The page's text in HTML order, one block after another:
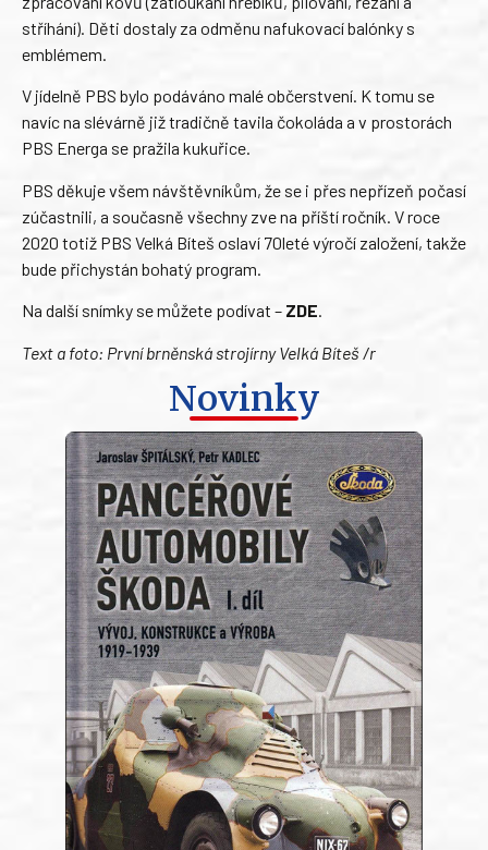
stříhání). Děti dostaly za odměnu nafukovací balónky s
emblémem.
V jídelně PBS bylo podáváno malé občerstvení. K tomu se
navíc na slévárně již tradičně tavila čokoláda a v prostorách
PBS Energa se pražila kukuřice.
PBS děkuje všem návštěvníkům, že se i přes nepřízeň počasí
zúčastnili, a současně všechny zve na příští ročník. V roce
2020 totiž PBS Velká Bíteš oslaví 70leté výročí založení, takže
bude přichystán bohatý program.
Na další snímky se můžete podívat – ZDE.
Text a foto: První brněnská strojírny Velká Bíteš /r
Novinky